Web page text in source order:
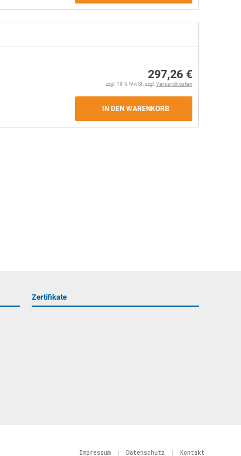
297,26 €
zzgl. 19 % MwSt. zzgl. Versandkosten
IN DEN WARENKORB
Zertifikate
Impressum | Datenschutz | Kontakt